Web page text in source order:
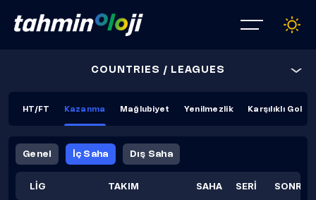
COUNTRIES / LEAGUES
HT/FT Kazanma Mağlubiyet Yenilmezlik Karşılıklı Gol
Genel İç Saha Dış Saha
LİG TAKIM SAHA SERİ